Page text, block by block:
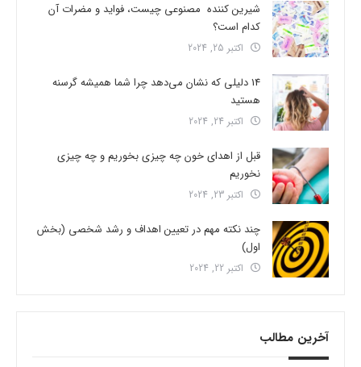
شیرین کننده مصنوعی چیست، فواید و مضرات آن
کدام است؟
اکتبر 25, 2024
14 دلیلی که نشان می‌دهد چرا شما همیشه گرسنه
هستید
اکتبر 24, 2024
قبل از اهدای خون چه چیزی بخوریم و چه چیزی
نخوریم
اکتبر 23, 2024
چند نکته مهم در تعیین اهداف و رشد شخصی (بخش
اول)
اکتبر 22, 2024
آخرین مطالب